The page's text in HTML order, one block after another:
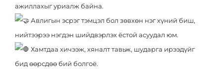
Эрх зүй
Нээлттэй ажлын байр
Ковид-19
Тандалт судалгаа
Халдваргүйжүүлэлт
ажиллахыг уриалж байна.
Авлигын эсрэг тэмцэл бол зөвхөн нэг хүний биш,
нийтээрээ нэгдэн шийдвэрлэх ёстой асуудал юм.
Хамтдаа хичээж, хяналт тавьж, шударга ирээдүйг
бид өөрсдөө бий болгоё.